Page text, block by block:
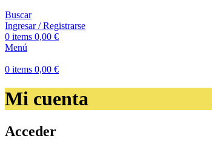
Buscar
Ingresar / Registrarse
0 items 0,00 €
Menú
0 items 0,00 €
Mi cuenta
Acceder